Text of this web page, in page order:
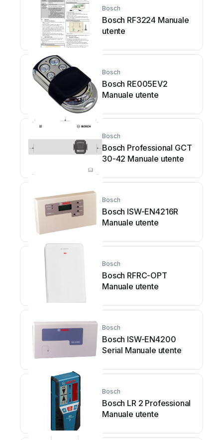
Bosch
Bosch RF3224 Manuale
utente
Bosch
Bosch RE005EV2
Manuale utente
Bosch
Bosch Professional GCT
30-42 Manuale utente
Bosch
Bosch ISW-EN4216R
Manuale utente
Bosch
Bosch RFRC-OPT
Manuale utente
Bosch
Bosch ISW-EN4200
Serial Manuale utente
Bosch
Bosch LR 2 Professional
Manuale utente